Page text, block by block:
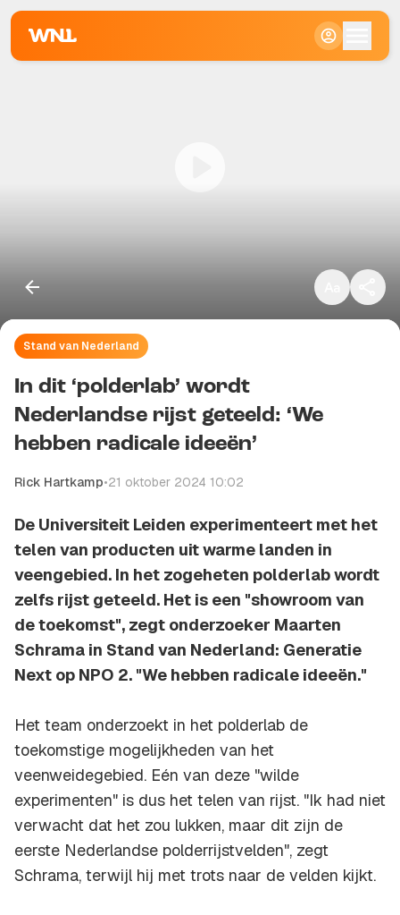
Stand van Nederland
In dit ‘polderlab’ wordt
Nederlandse rijst geteeld: ‘We
hebben radicale ideeën’
Rick Hartkamp•21 oktober 2024 10:02
De Universiteit Leiden experimenteert met het
telen van producten uit warme landen in
veengebied. In het zogeheten polderlab wordt
zelfs rijst geteeld. Het is een "showroom van
de toekomst", zegt onderzoeker Maarten
Schrama in Stand van Nederland: Generatie
Next op NPO 2. "We hebben radicale ideeën."
Het team onderzoekt in het polderlab de
toekomstige mogelijkheden van het
veenweidegebied. Eén van deze "wilde
experimenten" is dus het telen van rijst. "Ik had niet
verwacht dat het zou lukken, maar dit zijn de
eerste Nederlandse polderrijstvelden", zegt
Schrama, terwijl hij met trots naar de velden kijkt.